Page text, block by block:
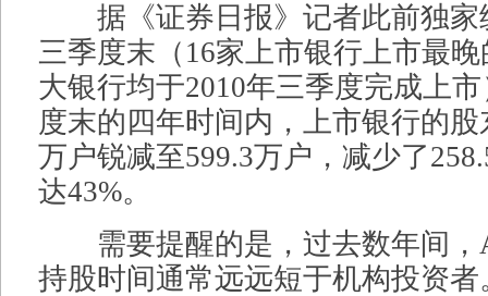
据《证券日报》记者此前独家
三季度末（16家上市银行上市最
大银行均于2010年三季度完成上
度末的四年时间内，上市银行的股
万户锐减至599.3万户，减少了
达43%。
需要提醒的是，过去数年间，
持股时间通常远远短于机构投资者